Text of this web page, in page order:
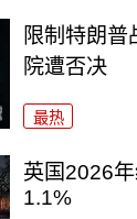
限制特朗普
院遭否决
最热
英国2026
1.1%